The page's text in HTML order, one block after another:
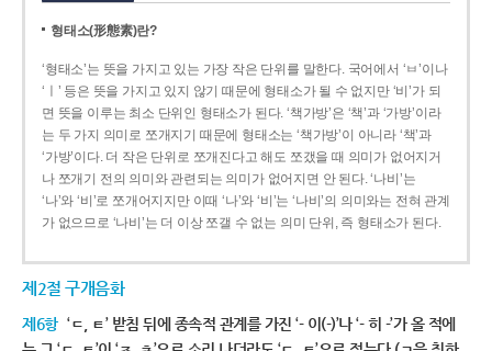
형태소(形態素)란?
‘형태소’는 뜻을 가지고 있는 가장 작은 단위를 말한다. 국어에서 ‘ㅂ’이나
‘ㅣ’ 등은 뜻을 가지고 있지 않기 때문에 형태소가 될 수 없지만 ‘비’가 되
면 뜻을 이루는 최소 단위인 형태소가 된다. ‘책가방’은 ‘책’과 ‘가방’이라
는 두 가지 의미로 쪼개지기 때문에 형태소는 ‘책가방’이 아니라 ‘책’과
‘가방’이다. 더 작은 단위로 쪼개진다고 해도 쪼갰을 때 의미가 없어지거
나 쪼개기 전의 의미와 관련되는 의미가 없어지면 안 된다. ‘나비’는
‘나’와 ‘비’로 쪼개어지지만 이때 ‘나’와 ‘비’는 ‘나비’의 의미와는 전혀 관계
가 없으므로 ‘나비’는 더 이상 쪼갤 수 없는 의미 단위, 즉 형태소가 된다.
제2절 구개음화
제6항 ‘ㄷ, ㅌ’ 받침 뒤에 종속적 관계를 가진 ‘- 이(-)’나 ‘- 히 -’가 올 적에